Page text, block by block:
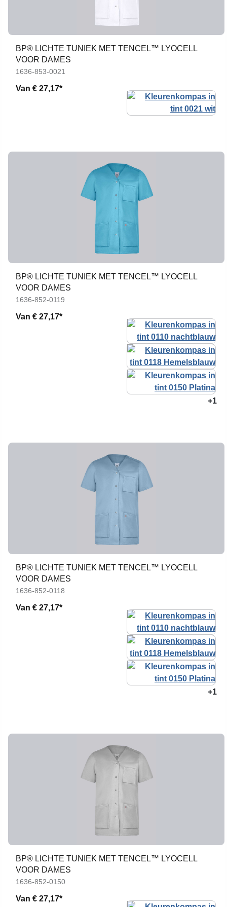
BP® LICHTE TUNIEK MET TENCEL™ LYOCELL
VOOR DAMES
1636-853-0021
Van € 27,17*
BP® LICHTE TUNIEK MET TENCEL™ LYOCELL
VOOR DAMES
1636-852-0119
Van € 27,17*
+1
BP® LICHTE TUNIEK MET TENCEL™ LYOCELL
VOOR DAMES
1636-852-0118
Van € 27,17*
+1
BP® LICHTE TUNIEK MET TENCEL™ LYOCELL
VOOR DAMES
1636-852-0150
Van € 27,17*